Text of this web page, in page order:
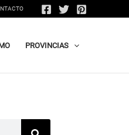
PROVINCIAS